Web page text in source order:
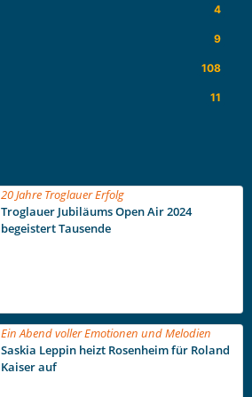
4
9
108
11
20 Jahre Troglauer Erfolg
Troglauer Jubiläums Open Air 2024
begeistert Tausende
Ein Abend voller Emotionen und Melodien
Saskia Leppin heizt Rosenheim für Roland
Kaiser auf